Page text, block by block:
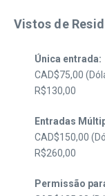
Vistos de
Única entrada:
CAD$75,00
R$130,00
Entradas
CAD$150,00
R$260,00
Permissão